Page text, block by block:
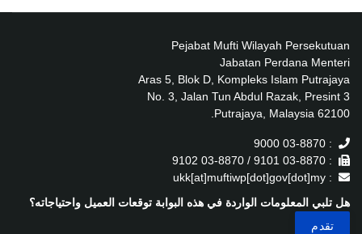
Pejabat Mufti Wilayah Persekutuan
Jabatan Perdana Menteri
Aras 5, Blok D, Kompleks Islam Putrajaya
No. 3, Jalan Tun Abdul Razak, Presint 3
62100 Putrajaya, Malaysia.
: 03-8870 9000
: 03-8870 9101 / 03-8870 9102
: ukk[at]muftiwp[dot]gov[dot]my
هل تلبي المعلومات الواردة في هذه البوابة توقعات العميل واحتياجاته؟